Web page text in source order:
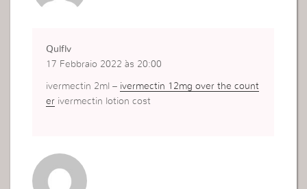
Qulflv
17 Febbraio 2022 às 20:00
ivermectin 2ml – ivermectin 12mg over the count
er ivermectin lotion cost